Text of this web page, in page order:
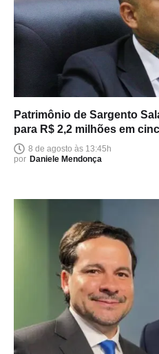
Patrimônio de Sargento
para R$ 2,2 milhões em
8 de agosto às 13:45h
por Daniele Mendonça